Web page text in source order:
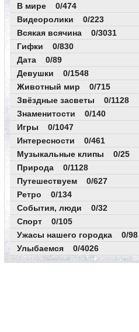
В мире 0/474
Видеоролики 0/223
Всякая всячина 0/3031
Гифки 0/830
Дата 0/89
Девушки 0/1548
Животный мир 0/715
Звёздные засветы 0/1128
Знаменитости 0/140
Игры 0/1047
Интересности 0/461
Музыкальные клипы 0/25
Природа 0/1128
Путешествуем 0/627
Ретро 0/134
События, люди 0/32
Спорт 0/105
Ужасы нашего городка 0/98
Улыбаемся 0/4026